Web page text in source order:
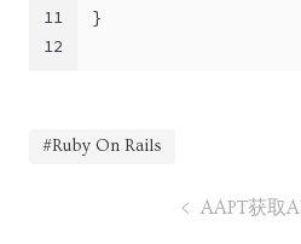
11
12
}
#Ruby On Rails
AAPT获取